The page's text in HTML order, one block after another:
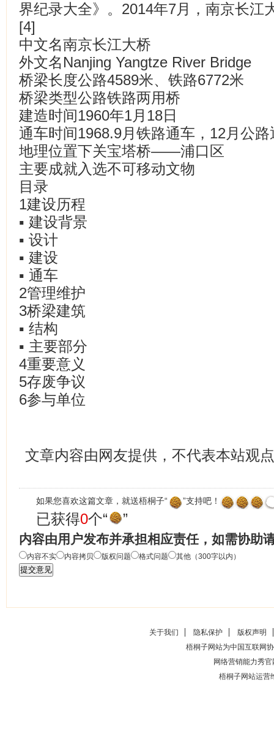
界纪录大全》。2014年7月，南京长江
[4]
中文名南京长江大桥
外文名Nanjing Yangtze River Bridge
桥梁长度公路4589米、铁路6772米
桥梁类型公路铁路两用桥
建造时间1960年1月18日
通车时间1968.9月铁路通车，12月公路
地理位置下关宝塔桥——浦口区
主要成就入选不可移动文物
目录
1建设历程
▪ 建设背景
▪ 设计
▪ 建设
▪ 通车
2管理维护
3桥梁建筑
▪ 结构
▪ 主要部分
4重要意义
5存废争议
6参与单位
文章内容由网友提供，不代表本站观点
如果您喜欢这篇文章，就送梧桐子“ ”支持吧！
已获得0个“ ”
内容由用户发布并承担相应责任，如需协助
内容不实 内容拷贝 版权问题 格式问题 其他（300字以内）
关于我们 隐私保护
版权声明
梧桐子网站为中国互联网
网络营销能力秀官
梧桐子网站运营